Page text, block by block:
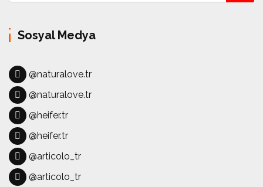
Sosyal Medya
@naturalove.tr
@naturalove.tr
@heifer.tr
@heifer.tr
@articolo_tr
@articolo_tr